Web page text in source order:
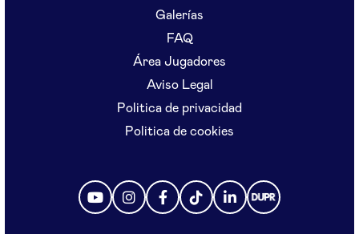
Galerías
FAQ
Área Jugadores
Aviso Legal
Politica de privacidad
Politica de cookies